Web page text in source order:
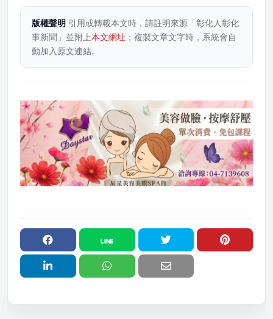
版權聲明 引用或轉載本文時，請註明來源「彰化人彰化
事新聞」並附上本文網址 ；複製文章文字時，系統會自
動加入原文連結。